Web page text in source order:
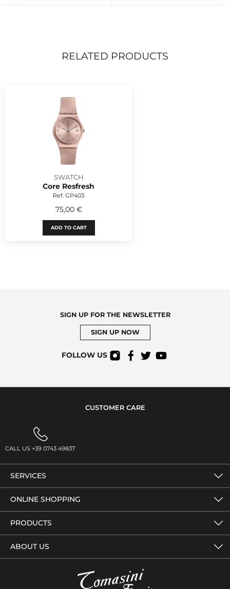
RELATED PRODUCTS
SWATCH
Core Resfresh
Ref. GP403
75,00 €
ADD TO CART
SIGN UP FOR THE NEWSLETTER
SIGN UP NOW
FOLLOW US
CUSTOMER CARE
CALL US +39 0743 49837
SERVICES
ONLINE SHOPPING
PRODUCTS
ABOUT US